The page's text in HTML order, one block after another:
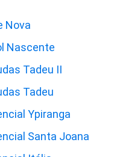
Nova
Nascente
Tadeu II
Tadeu
Ypiranga
Santa Joana